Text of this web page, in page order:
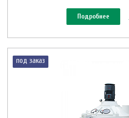
Подробнее
под заказ